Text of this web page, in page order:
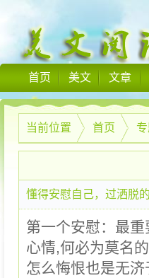
首页 美文 文章
当前位置 首页
懂得安慰自己，过洒脱
第一个安慰：最
心情,何必为莫名
怎么悔恨也是无